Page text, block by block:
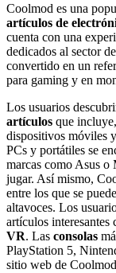
Coolmod es una
artículos de
cuenta con una
dedicados al sector
convertido en un
para gaming y en
Los usuarios
artículos que
dispositivos móviles
PCs y portátiles se
marcas como Asus o
jugar. Así mismo,
entre los que se
altavoces. Los
artículos interesantes
VR. Las consolas
PlayStation 5,
sitio web de